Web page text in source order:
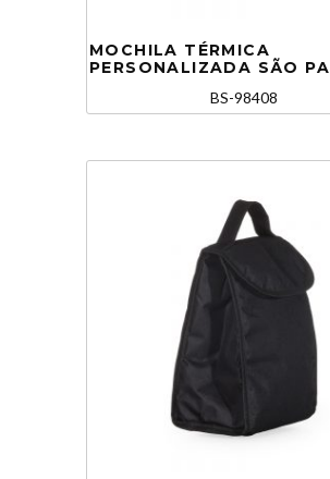
MOCHILA TÉRMICA
PERSONALIZADA SÃO
BS-98408